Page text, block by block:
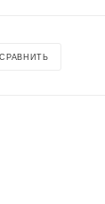
СРАВНИТЬ